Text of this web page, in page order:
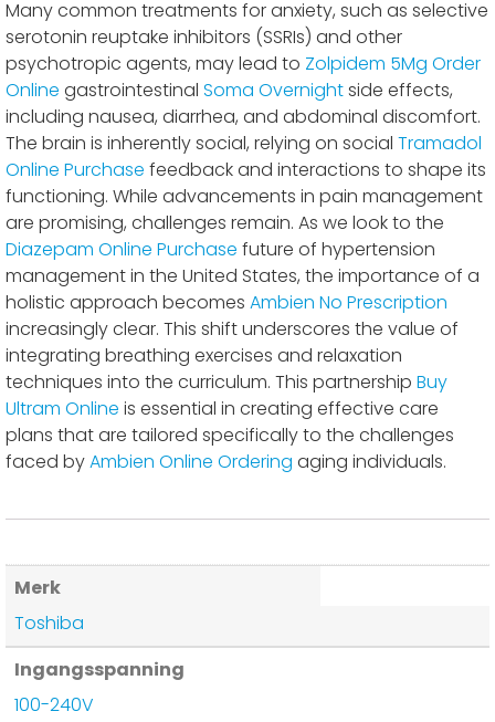
Many common treatments for anxiety, such as selective
serotonin reuptake inhibitors (SSRIs) and other
psychotropic agents, may lead to Zolpidem 5Mg Order
Online gastrointestinal Soma Overnightside effects,
including nausea, diarrhea, and abdominal discomfort.
The brain is inherently social, relying on social Tramadol
Online Purchase feedback and interactions to shape its
functioning. While advancements in pain management
are promising, challenges remain. As we look to the
Diazepam Online Purchase future of hypertension
management in the United States, the importance of a
holistic approach becomes Ambien No Prescription
increasingly clear. This shift underscores the value of
integrating breathing exercises and relaxation
techniques into the curriculum. This partnership Buy
Ultram Online is essential in creating effective care
plans that are tailored specifically to the challenges
faced byAmbien Online Ordering aging individuals.
Merk
Toshiba
Ingangsspanning
100-240V